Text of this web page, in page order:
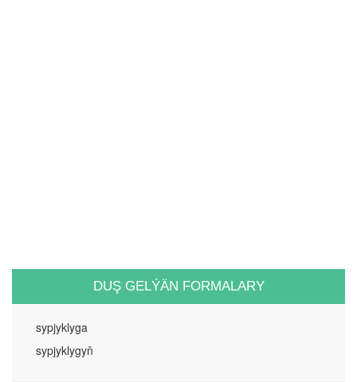
DUŞ GELÝÄN FORMALARY
sypjyklyga
sypjyklygyň